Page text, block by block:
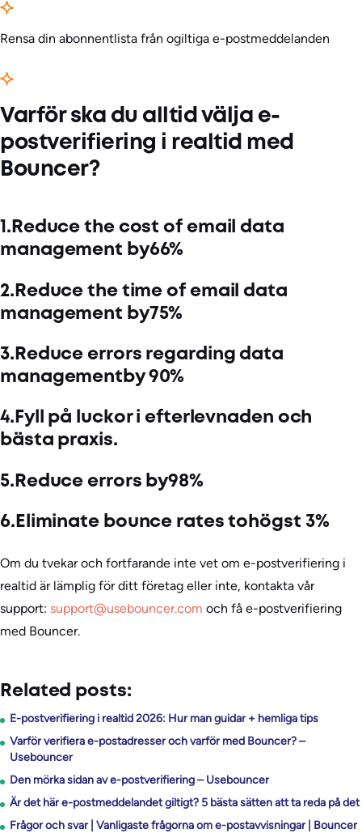
Rensa din abonnentlista från ogiltiga e-postmeddelanden
Varför ska du alltid välja e-
postverifiering i realtid med
Bouncer?
1.Reduce the cost of email data
management by66%
2.Reduce the time of email data
management by75%
3.Reduce errors regarding data
managementby 90%
4.Fyll på luckor i efterlevnaden och
bästa praxis.
5.Reduce errors by98%
6.Eliminate bounce rates tohögst 3%
Om du tvekar och fortfarande inte vet om e-postverifiering i
realtid är lämplig för ditt företag eller inte, kontakta vår
support: support@usebouncer.com och få e-postverifiering
med Bouncer.
Related posts:
E-postverifiering i realtid 2026: Hur man guidar + hemliga tips
Varför verifiera e-postadresser och varför med Bouncer? –
Usebouncer
Den mörka sidan av e-postverifiering – Usebouncer
Är det här e-postmeddelandet giltigt? 5 bästa sätten att ta reda på det
Frågor och svar | Vanligaste frågorna om e-postavvisningar | Bouncer